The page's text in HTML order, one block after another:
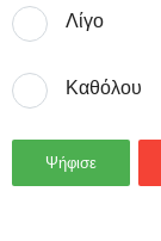
Λίγο
Καθόλου
Ψήφισε